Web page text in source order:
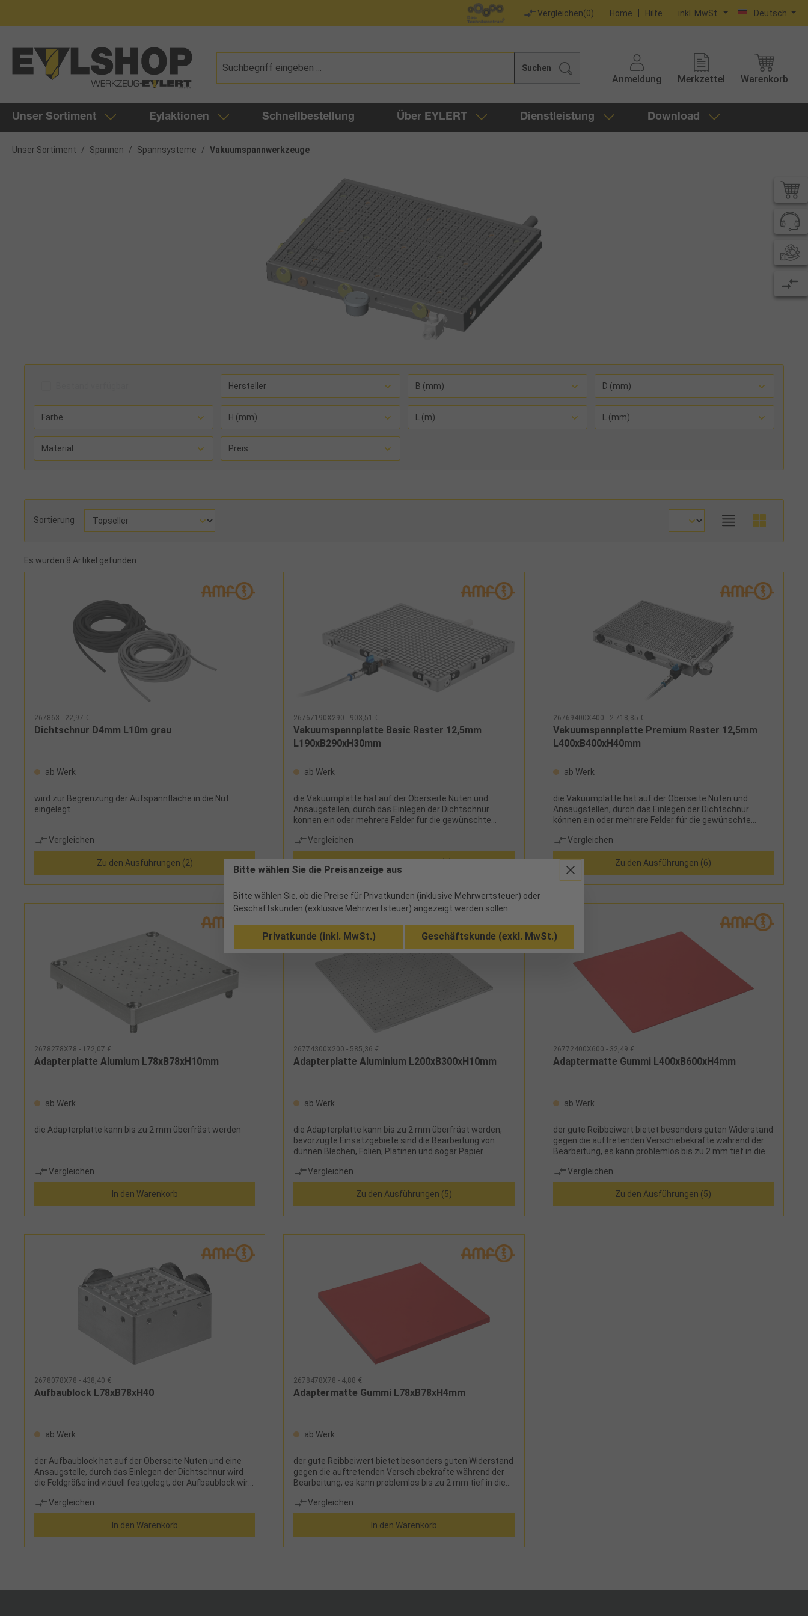
Vergleichen(0) Home Hilfe inkl. MwSt. Deutsch
Suchen
Anmeldung Merkzettel Warenkorb
Unser Sortiment Eylaktionen Schnellbestellung Über EYLERT Dienstleistung Download
Unser Sortiment / Spannen / Spannsysteme / Vakuumspannwerkzeuge
Hersteller B (mm) D (mm)
Farbe H (mm) L (m) L (mm)
Material Preis
Sortierung
Es wurden 8 Artikel gefunden
267863 - 22,97 €
Dichtschnur D4mm L10m grau
ab Werk
wird zur Begrenzung der Aufspannfläche in die Nut
eingelegt
Vergleichen
Zu den Ausführungen (2)
26767190X290 - 903,51 €
Vakuumspannplatte Basic Raster 12,5mm
L190xB290xH30mm
ab Werk
die Vakuumplatte hat auf der Oberseite Nuten und
Ansaugstellen, durch das Einlegen der Dichtschnur
können ein oder mehrere Felder für die gewünschte
Positionierung durch seitliche Exzenteranschläge, mit
seitlichem Spannrand zur Befestigung der
Bohrungen für ZPS K10 (M8) sind möglichEinsatz: kann
Venturidüse als auch mit einer externen Vakuumpumpe
betrieben werden, typische Anwendungen sind Fräs- und
Feldeinteilung auch mehrere unterschiedliche
Werkstücke gleichzeitig gespannt und bearbeitet
werden, hohe Haltekraft, durch die Dichtschnur werden
geringe Unebenheiten an der Werkstückfläche
ausgeglichen, verzugs- und schwingungsfreie Fünf-
Seiten-BearbeitungLieferumfang: integrierte
Venturidüse Schalldämpfer Absperrventil
Exzenteranschläge Ansaugfilter Verschlussschrauben
Vergleichen
26769400X400 - 2.718,85 €
Vakuumspannplatte Premium Raster 12,5mm
L400xB400xH40mm
ab Werk
die Vakuumplatte hat auf der Oberseite Nuten und
Ansaugstellen, durch das Einlegen der Dichtschnur
können ein oder mehrere Felder für die gewünschte
Positionierung durch Bohrungen für Anschlagstifte oder
durch seitliche, höhenverstellbare Exzenteranschläge,
seitliche Nuten bzw. Befestigungsbohrungen (für M8)
zur Befestigung der Vakuumspannplatte auf einer
Grundplatte, durch die vorhandenen
Nullpunktspannsystem Größe K20 (M12) integriert
werdenLieferumfang: integrierte Venturidüse
Schalldämpfer Vakuummeter Absperrventil 6
Exzenteranschläge Pneumatikschlauch 2 m Stecknippel
für Druckluftanschluss Dichtschnur (Länge 10 m, ∅ 4
mm, schwarz) Dichtschnur (Länge 10 m, ∅ 4 mm, grau)
Vergleichen
Zu den Ausführungen (6)
2678278X78 - 172,07 €
Adapterplatte Alumium L78xB78xH10mm
ab Werk
die Adapterplatte kann bis zu 2 mm überfräst werden
Vergleichen
In den Warenkorb
26774300X200 - 585,36 €
Adapterplatte Aluminium L200xB300xH10mm
ab Werk
die Adapterplatte kann bis zu 2 mm überfräst werden,
bevorzugte Einsatzgebiete sind die Bearbeitung von
dünnen Blechen, Folien, Platinen und sogar Papier
Vergleichen
Zu den Ausführungen (5)
26772400X600 - 32,49 €
Adaptermatte Gummi L400xB600xH4mm
ab Werk
der gute Reibbeiwert bietet besonders guten Widerstand
gegen die auftretenden Verschiebekräfte während der
Bearbeitung, es kann problemlos bis zu 2 mm tief in die
immer gleicher Konturen kann die Adaptermatte fast
beliebig oft wiederverwendet werden
Vergleichen
Zu den Ausführungen (5)
2678078X78 - 438,40 €
Aufbaublock L78xB78xH40
ab Werk
der Aufbaublock hat auf der Oberseite Nuten und eine
Ansaugstelle, durch das Einlegen der Dichtschnur wird
die Feldgröße individuell festgelegt, der Aufbaublock wird
Vakuumspannplatte aufgesetzt, die Unterseite ist mit
einer Dichtschnur (∅ 2,0 mm) versehenLieferumfang:
Aufbaublock aus Aluminium 3 Exzenteranschläge mit
Befestigungsschrauben Dichtschnur (Länge 1 m, ∅ 2
mm)
Vergleichen
In den Warenkorb
2678478X78 - 4,88 €
Adaptermatte Gummi L78xB78xH4mm
ab Werk
der gute Reibbeiwert bietet besonders guten Widerstand
gegen die auftretenden Verschiebekräfte während der
Bearbeitung, es kann problemlos bis zu 2 mm tief in die
immer gleicher Konturen kann die Adaptermatte fast
beliebig oft wiederverwendet werden, da sie keinem
Verschleiß unterliegt
Vergleichen
In den Warenkorb
Bitte wählen Sie die Preisanzeige aus
Bitte wählen Sie, ob die Preise für Privatkunden (inklusive Mehrwertsteuer) oder
Geschäftskunden (exklusive Mehrwertsteuer) angezeigt werden sollen.
Privatkunde (inkl. MwSt.) Geschäftskunde (exkl. MwSt.)